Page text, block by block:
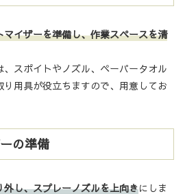
マイザーを準備し、作業スペースを清
スポイトやノズル、ペーパータオル
用具が役立ちますので、用意してお
の準備
し、スプレーノズルを上向きにしま